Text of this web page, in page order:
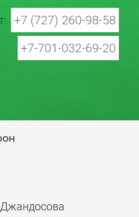
+7 (727) 260-98-58
+7-701-032-69-20